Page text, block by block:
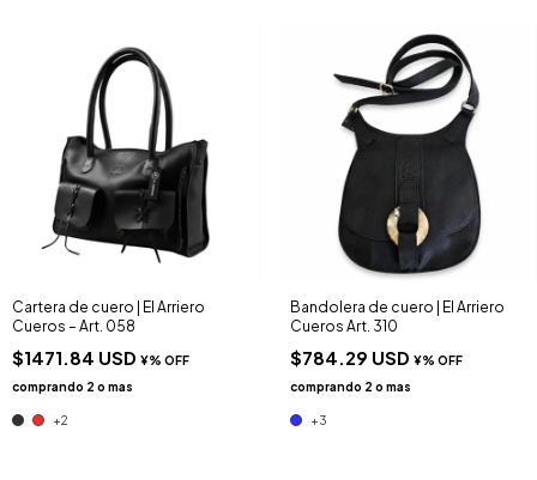
Cartera de cuero | El Arriero
Cueros – Art. 058
$1471.84 USD
+2
Bandolera de cuero | El Arriero
Cueros Art. 310
$784.29 USD
+3